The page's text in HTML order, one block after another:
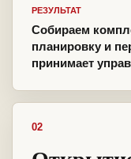
РЕЗУЛЬТАТ
Собираем
планировку и
принимает
02